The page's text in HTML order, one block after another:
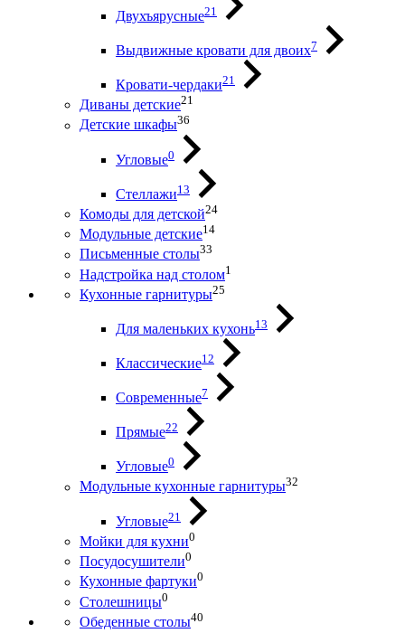
Двухъярусные21
Выдвижные кровати для двоих7
Кровати-чердаки21
Диваны детские21
Детские шкафы36
Угловые0
Стеллажи13
Комоды для детской24
Модульные детские14
Письменные столы33
Надстройка над столом1
Кухонные гарнитуры25
Для маленьких кухонь13
Классические12
Современные7
Прямые22
Угловые0
Модульные кухонные гарнитуры32
Угловые21
Мойки для кухни0
Посудосушители0
Кухонные фартуки0
Столешницы0
Обеденные столы40